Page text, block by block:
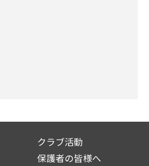
クラブ活動
保護者の皆様へ